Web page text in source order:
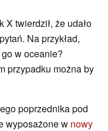
X twierdził, że udało
Na przykład,
w oceanie?
przypadku można by
poprzednika pod
wyposażone w nowy